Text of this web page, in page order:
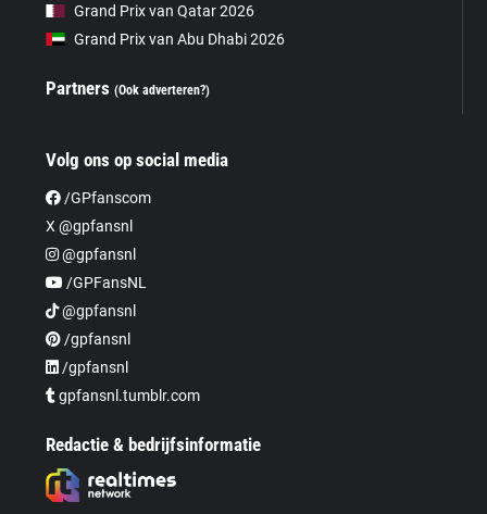
Grand Prix van Qatar 2026
Grand Prix van Abu Dhabi 2026
Partners(Ook adverteren?)
Volg ons op social media
/GPfanscom
X @gpfansnl
@gpfansnl
/GPFansNL
@gpfansnl
/gpfansnl
/gpfansnl
gpfansnl.tumblr.com
Redactie & bedrijfsinformatie